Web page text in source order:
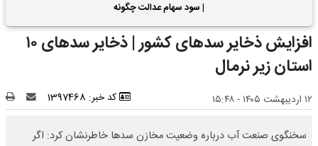
| سود سهام عدالت چگونه
محاسبه می شود؟
افزایش ذخایر سدهای کشور | ذخایر سدهای ۱۰
استان زیر نرمال
۱۲ اردیبهشت ۱۴۰۵ - ۱۵:۴۸ کد خبر: 1397468
سخنگوی صنعت آب درباره وضعیت مخازن سدها خاطرنشان کرد: اگر